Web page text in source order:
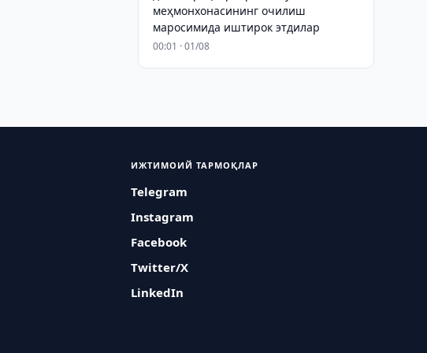
меҳмонхонасининг очилиш
маросимида иштирок этдилар
00:01 · 01/08
ИЖТИМОИЙ ТАРМОҚЛАР
Telegram
Instagram
Facebook
Twitter/X
LinkedIn